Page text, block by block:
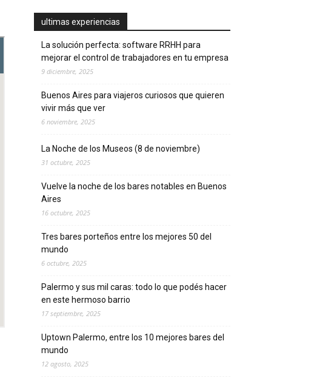
ultimas experiencias
La solución perfecta: software RRHH para
mejorar el control de trabajadores en tu empresa
9 diciembre, 2025
Buenos Aires para viajeros curiosos que quieren
vivir más que ver
6 noviembre, 2025
La Noche de los Museos (8 de noviembre)
31 octubre, 2025
Vuelve la noche de los bares notables en Buenos
Aires
16 octubre, 2025
Tres bares porteños entre los mejores 50 del
mundo
6 octubre, 2025
Palermo y sus mil caras: todo lo que podés hacer
en este hermoso barrio
17 septiembre, 2025
Uptown Palermo, entre los 10 mejores bares del
mundo
12 agosto, 2025